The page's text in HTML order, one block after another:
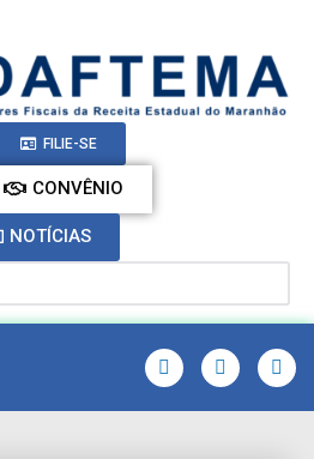
FILIE-SE
CONVÊNIO
NOTÍCIAS